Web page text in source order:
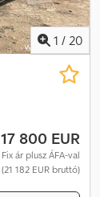
1 / 20
17 800 EUR
Fix ár plusz ÁFA-val
(21 182 EUR bruttó)